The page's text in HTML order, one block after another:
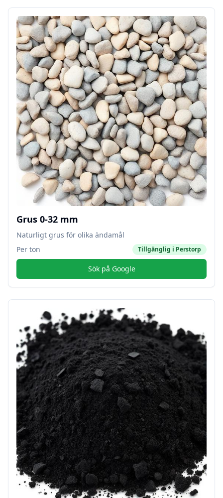
Grus 0-32 mm
Naturligt grus för olika ändamål
Per ton
Tillgänglig i Perstorp
Sök på Google